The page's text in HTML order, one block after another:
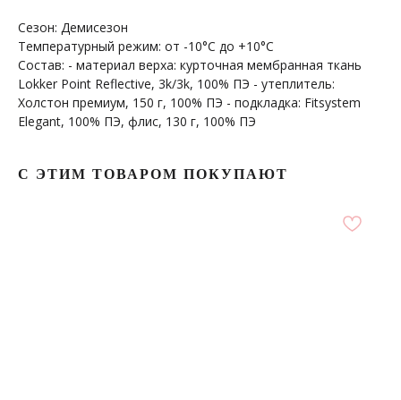
Сезон: Демисезон
Температурный режим: от -10°С до +10°С
Состав: - материал верха: курточная мембранная ткань
Lokker Point Reflective, 3k/3k, 100% ПЭ - утеплитель:
Холстон премиум, 150 г, 100% ПЭ - подкладка: Fitsystem
Elegant, 100% ПЭ, флис, 130 г, 100% ПЭ
С ЭТИМ ТОВАРОМ ПОКУПАЮТ
WhatsApp